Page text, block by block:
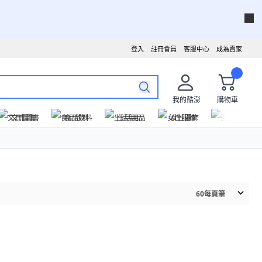
成為賣家
客服中心
註冊會員
登入
我的酷澎
購物車
文具圖書
食品飲料 生活用品 女性服飾
60每頁筆